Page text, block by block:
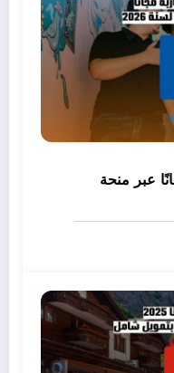
عبر منحة